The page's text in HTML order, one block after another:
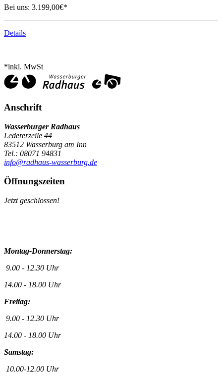
Bei uns: 3.199,00€*
Details
*inkl. MwSt
Anschrift
Wasserburger Radhaus
Ledererzeile 44
83512 Wasserburg am Inn
Tel.: 08071 94831
info@radhaus-wasserburg.de
Öffnungszeiten
Jetzt geschlossen!
Montag-Donnerstag:
9.00 - 12.30 Uhr
14.00 - 18.00 Uhr
Freitag:
9.00 - 12.30 Uhr
14.00 - 18.00 Uhr
Samstag:
10.00-12.00 Uhr